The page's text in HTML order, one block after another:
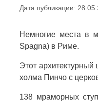
Дата публикации:
Немногие места в
Spagna) в Риме.
Этот
холма Пинчо с
138 мраморных